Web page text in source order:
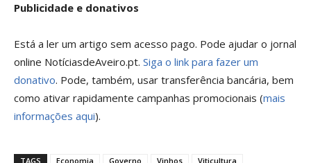
Publicidade e donativos
Está a ler um artigo sem acesso pago. Pode ajudar o jornal
online NotíciasdeAveiro.pt. Siga o link para fazer um
donativo. Pode, também, usar transferência bancária, bem
como ativar rapidamente campanhas promocionais (mais
informações aqui).
TAGS Economia Governo Vinhos Viticultura